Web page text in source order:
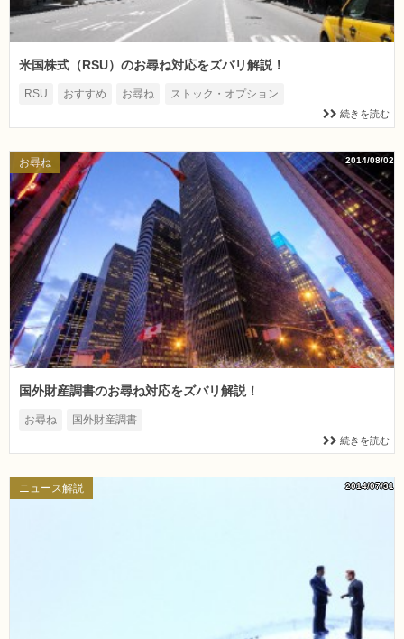
米国株式（RSU）のお尋ね対応をズバリ解説！
RSU おすすめ お尋ね ストック・オプション
続きを読む
お尋ね 2014/08/02
国外財産調書のお尋ね対応をズバリ解説！
お尋ね 国外財産調書
続きを読む
ニュース解説 2014/07/31